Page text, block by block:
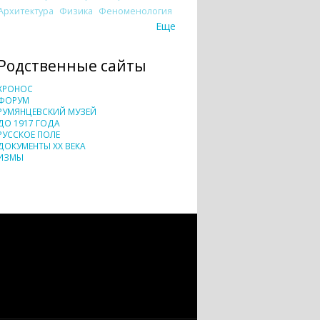
Физика Феноменология
Еще
сайты
МУЗЕЙ
1917 ГОДА
ПОЛЕ
XX ВЕКА